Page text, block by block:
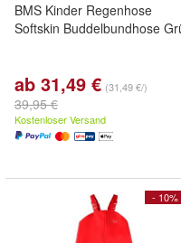
BMS Kinder Regenhose
Softskin Buddelbundhose
ab 31,49 € (31,49 €/)
39,95 €
Kostenloser Versand
- 10%